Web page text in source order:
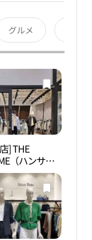
グルメ
] THE
（ハンサ
（システ
新世界サイモ
ムアウトレッ
釜山）店(시
세계사이먼
울렛 부산점)